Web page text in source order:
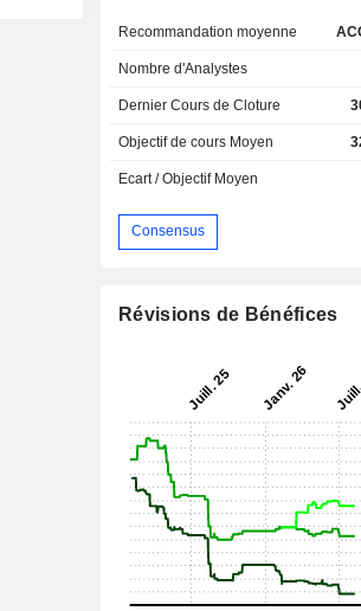
Recommandation moyenne
Nombre d'Analystes
Dernier Cours de Cloture
Objectif de cours Moyen
Ecart / Objectif Moyen
Consensus
Révisions de Bénéfices